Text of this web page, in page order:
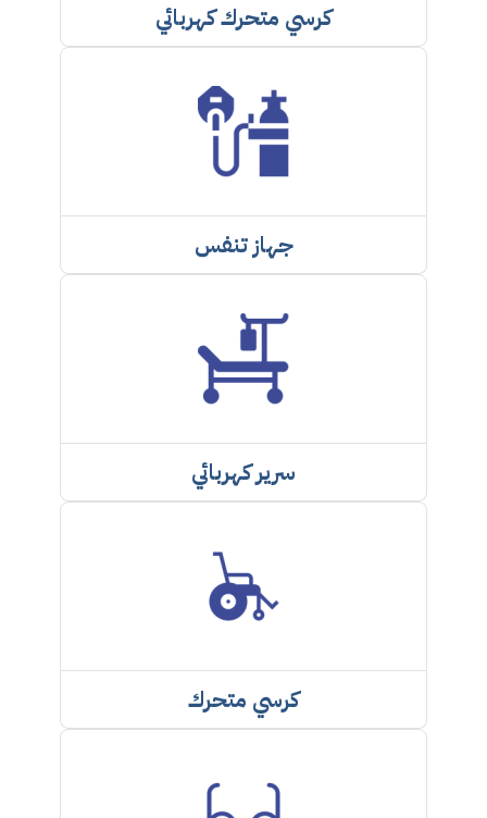
كرسي متحرك كهربائي
جهاز تنفس
سرير كهربائي
كرسي متحرك